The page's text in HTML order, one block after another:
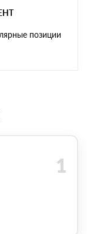
позиции